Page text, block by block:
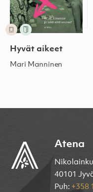
Hyvät aikeet
Mari Manninen
Atena
40101
Puh: +358